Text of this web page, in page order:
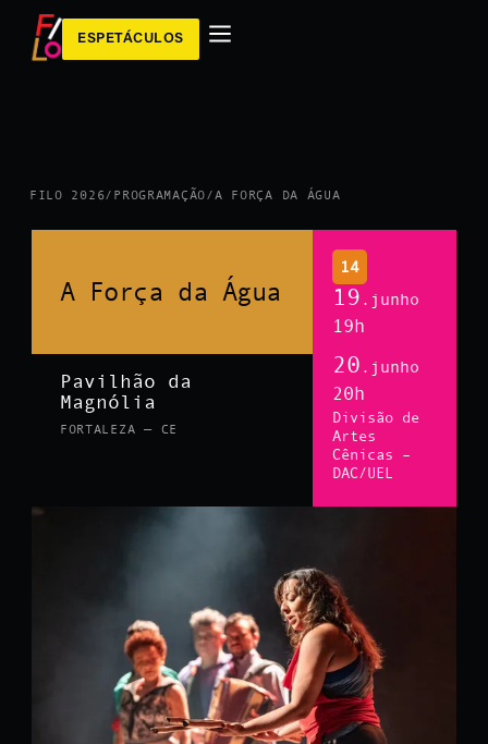
ESPETÁCULOS
FILO 2026/ PROGRAMAÇÃO/A FORÇA DA ÁGUA
A Força da Água
Pavilhão da
Magnólia
FORTALEZA — CE
14
19 .junho
19h
20 .junho
20h
Divisão de
Artes
Cênicas –
DAC/UEL